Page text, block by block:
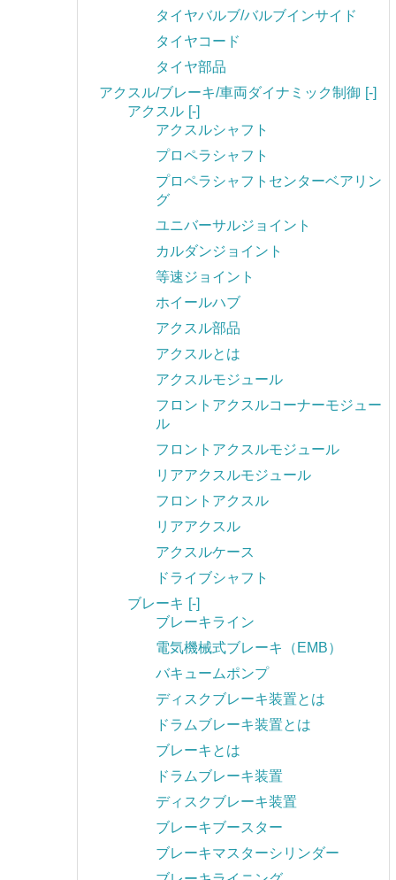
タイヤバルブ/バルブインサイド
タイヤコード
タイヤ部品
アクスル/ブレーキ/車両ダイナミック制御 [-]
アクスル [-]
アクスルシャフト
プロペラシャフト
プロペラシャフトセンターベアリン
グ
ユニバーサルジョイント
カルダンジョイント
等速ジョイント
ホイールハブ
アクスル部品
アクスルとは
アクスルモジュール
フロントアクスルコーナーモジュー
ル
フロントアクスルモジュール
リアアクスルモジュール
フロントアクスル
リアアクスル
アクスルケース
ドライブシャフト
ブレーキ [-]
ブレーキライン
電気機械式ブレーキ（EMB）
バキュームポンプ
ディスクブレーキ装置とは
ドラムブレーキ装置とは
ブレーキとは
ドラムブレーキ装置
ディスクブレーキ装置
ブレーキブースター
ブレーキマスターシリンダー